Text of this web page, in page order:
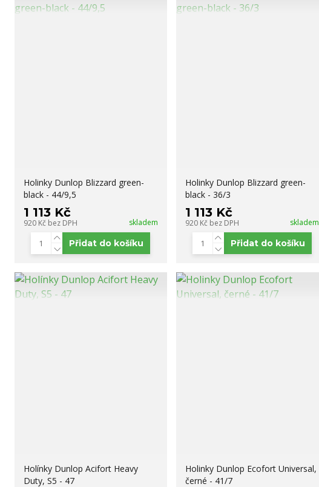
Holinky Dunlop Blizzard green-
black - 44/9,5
1 113 Kč
920 Kč bez DPH skladem
Přidat do košíku
Holinky Dunlop Blizzard green-
black - 36/3
1 113 Kč
920 Kč bez DPH skladem
Přidat do košíku
Holínky Dunlop Acifort Heavy
Duty, S5 - 47
Holinky Dunlop Ecofort Universal,
černé - 41/7